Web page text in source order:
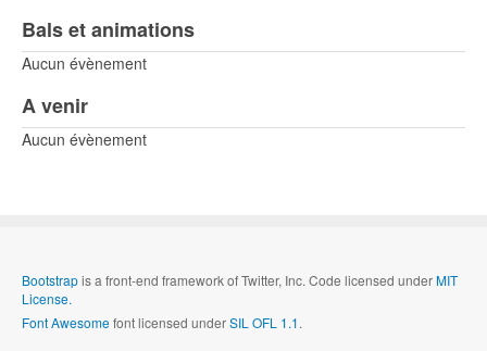
Bals et animations
Aucun évènement
A venir
Aucun évènement
Bootstrapis a front-end framework of Twitter, Inc. Code licensed underMIT
License.
Font Awesomefont licensed underSIL OFL 1.1.